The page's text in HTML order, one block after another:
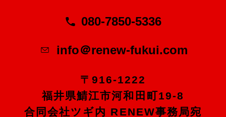
080-7850-5336
info＠renew-fukui.com
〒916-1222
福井県鯖江市河和田町19-8
合同会社ツギ内 RENEW事務局宛